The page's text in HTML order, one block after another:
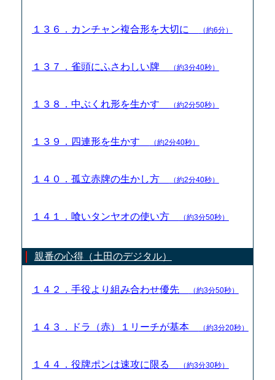
１３６．カンチャン複合形を大切に （約6分）
１３７．雀頭にふさわしい牌 （約3分40秒）
１３８．中ぶくれ形を生かす （約2分50秒）
１３９．四連形を生かす （約2分40秒）
１４０．孤立赤牌の生かし方 （約2分40秒）
１４１．喰いタンヤオの使い方 （約3分50秒）
親番の心得（土田のデジタル）
１４２．手役より組み合わせ優先 （約3分50秒）
１４３．ドラ（赤）１リーチが基本 （約3分20秒）
１４４．役牌ポンは速攻に限る （約3分30秒）